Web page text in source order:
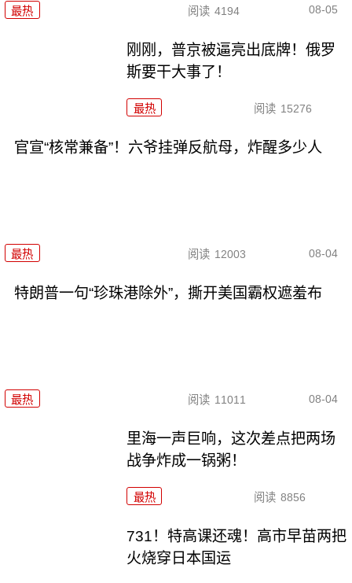
最热 阅读 4194 08-05
刚刚，普京被逼亮出底牌！俄罗
斯要干大事了！
最热 阅读 15276
官宣“核常兼备”！六爷挂弹反航母，炸醒多少人
最热 阅读 12003 08-04
特朗普一句“珍珠港除外”，撕开美国霸权遮羞布
最热 阅读 11011 08-04
里海一声巨响，这次差点把两场
战争炸成一锅粥！
最热 阅读 8856
731！特高课还魂！高市早苗两把
火烧穿日本国运